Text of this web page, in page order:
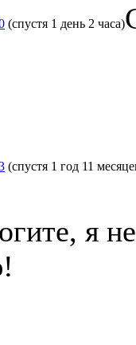
(спустя 1 день 2 часа)
(спустя 1 год 11
я